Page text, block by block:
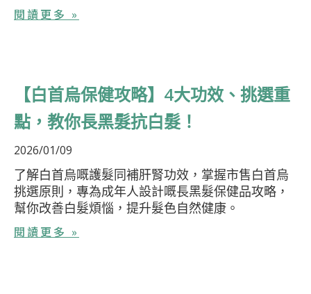
閱讀更多 »
【白首烏保健攻略】4大功效、挑選重
點，教你長黑髮抗白髮！
2026/01/09
了解白首烏嘅護髮同補肝腎功效，掌握市售白首烏
挑選原則，專為成年人設計嘅長黑髮保健品攻略，
幫你改善白髮煩惱，提升髮色自然健康。
閱讀更多 »